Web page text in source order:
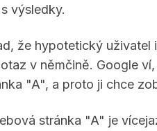
výsledky.
že hypotetický uživatel
v němčině. Google
"A", a proto ji chce
stránka "A" je